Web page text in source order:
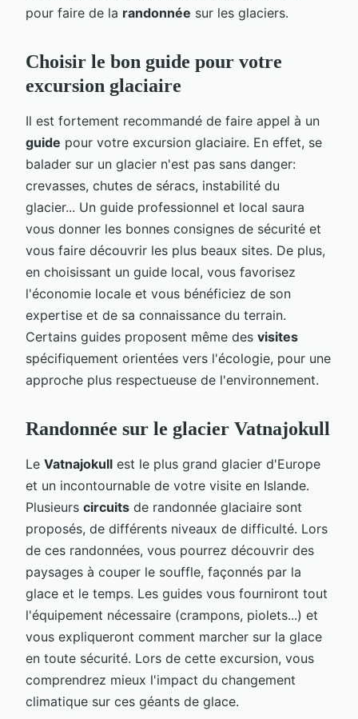
pour faire de la randonnée sur les glaciers.
Choisir le bon guide pour votre
excursion glaciaire
Il est fortement recommandé de faire appel à un
guide pour votre excursion glaciaire. En effet, se
balader sur un glacier n'est pas sans danger:
crevasses, chutes de séracs, instabilité du
glacier... Un guide professionnel et local saura
vous donner les bonnes consignes de sécurité et
vous faire découvrir les plus beaux sites. De plus,
en choisissant un guide local, vous favorisez
l'économie locale et vous bénéficiez de son
expertise et de sa connaissance du terrain.
Certains guides proposent même des visites
spécifiquement orientées vers l'écologie, pour une
approche plus respectueuse de l'environnement.
Randonnée sur le glacier Vatnajokull
Le Vatnajokull est le plus grand glacier d'Europe
et un incontournable de votre visite en Islande.
Plusieurs circuits de randonnée glaciaire sont
proposés, de différents niveaux de difficulté. Lors
de ces randonnées, vous pourrez découvrir des
paysages à couper le souffle, façonnés par la
glace et le temps. Les guides vous fourniront tout
l'équipement nécessaire (crampons, piolets...) et
vous expliqueront comment marcher sur la glace
en toute sécurité. Lors de cette excursion, vous
comprendrez mieux l'impact du changement
climatique sur ces géants de glace.